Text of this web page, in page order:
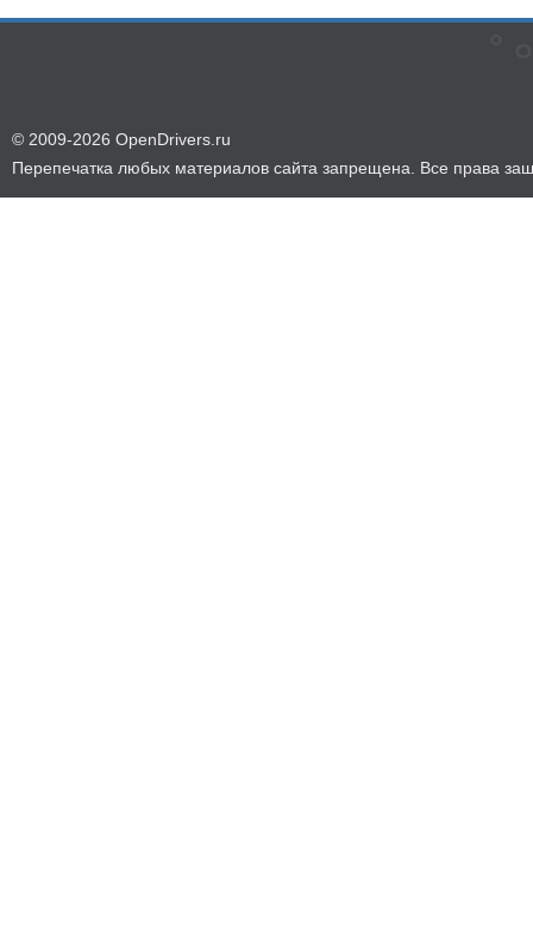
© 2009-2026 OpenDrivers.ru
Перепечатка любых материалов сайта запрещена. Все права